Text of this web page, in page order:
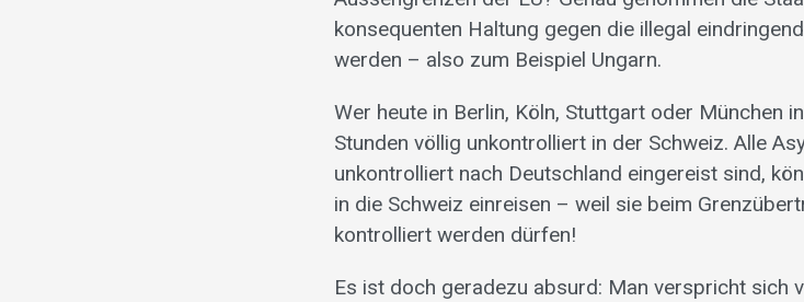
konsequenten Haltung gegen die illegal
werden – also zum Beispiel Ungarn.
Wer heute in Berlin, Köln, Stuttgart oder München
Stunden völlig unkontrolliert in der Schweiz. Alle
unkontrolliert nach Deutschland eingereist sind,
in die Schweiz einreisen – weil sie beim
kontrolliert werden dürfen!
Es ist doch geradezu absurd: Man verspricht sich